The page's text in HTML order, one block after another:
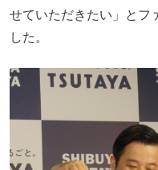
せていただきたい」とフ
した。